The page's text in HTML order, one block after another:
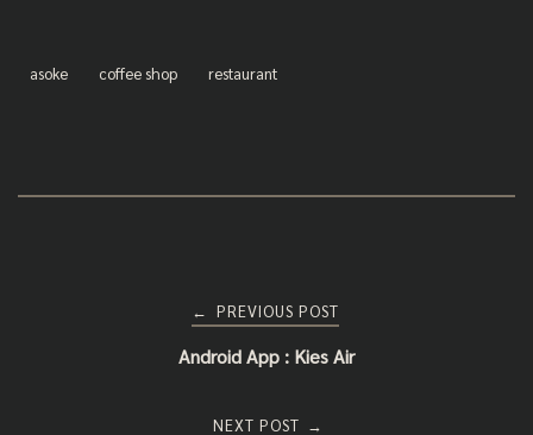
asoke coffee shop restaurant
← PREVIOUS POST
Android App : Kies Air
NEXT POST →